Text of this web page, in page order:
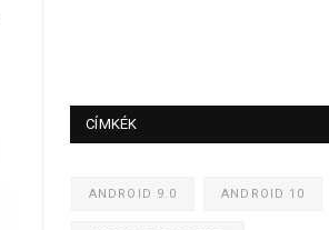
CÍMKÉK
ANDROID 9.0 ANDROID 10